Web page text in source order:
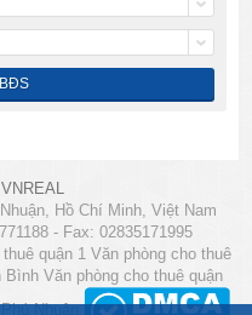
Hồ Chí Minh, Việt Nam
- Fax: 02835171995
quận 1 Văn phòng cho thuê
Bình Văn phòng cho thuê quận
Nhuận